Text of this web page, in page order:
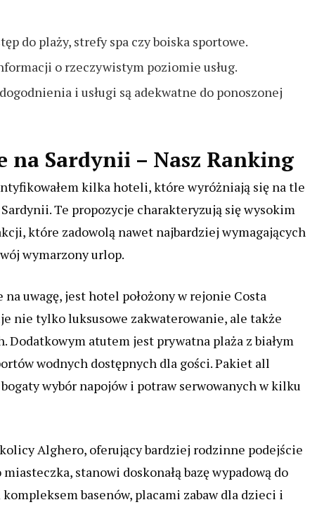
do plaży, strefy spa czy boiska sportowe.
o rzeczywistym poziomie usług.
i usługi są adekwatne do ponoszonej
Sardynii – Nasz Ranking
kilka hoteli, które wyróżniają się na tle
Te propozycje charakteryzują się wysokim
które zadowolą nawet najbardziej wymagających
wymarzony urlop.
uwagę, jest hotel położony w rejonie Costa
nie tylko luksusowe zakwaterowanie, ale także
atutem jest prywatna plaża z białym
wodnych dostępnych dla gości. Pakiet all
wybór napojów i potraw serwowanych w kilku
Alghero, oferujący bardziej rodzinne podejście
stanowi doskonałą bazę wypadową do
basenów, placami zabaw dla dzieci i